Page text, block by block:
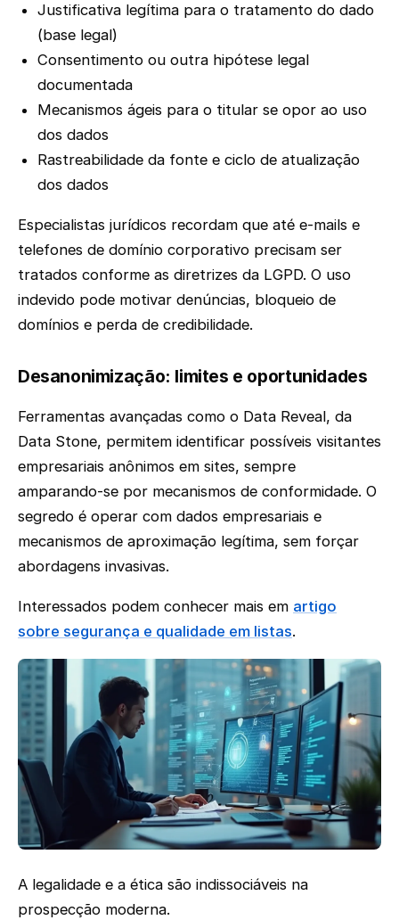
Justificativa legítima para o tratamento do dado
(base legal)
Consentimento ou outra hipótese legal
documentada
Mecanismos ágeis para o titular se opor ao uso
dos dados
Rastreabilidade da fonte e ciclo de atualização
dos dados
Especialistas jurídicos recordam que até e-mails e
telefones de domínio corporativo precisam ser
tratados conforme as diretrizes da LGPD. O uso
indevido pode motivar denúncias, bloqueio de
domínios e perda de credibilidade.
Desanonimização: limites e oportunidades
Ferramentas avançadas como o Data Reveal, da
Data Stone, permitem identificar possíveis visitantes
empresariais anônimos em sites, sempre
amparando-se por mecanismos de conformidade. O
segredo é operar com dados empresariais e
mecanismos de aproximação legítima, sem forçar
abordagens invasivas.
Interessados podem conhecer mais em artigo
sobre segurança e qualidade em listas.
A legalidade e a ética são indissociáveis na
prospecção moderna.